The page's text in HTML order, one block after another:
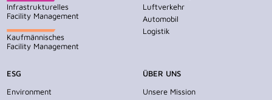
Infrastrukturelles
Facility Management
Kaufmännisches
Facility Management
Luftverkehr
Automobil
Logistik
ESG
Environment
ÜBER UNS
Unsere Mission